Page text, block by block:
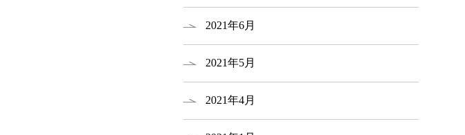
2021年6月
2021年5月
2021年4月